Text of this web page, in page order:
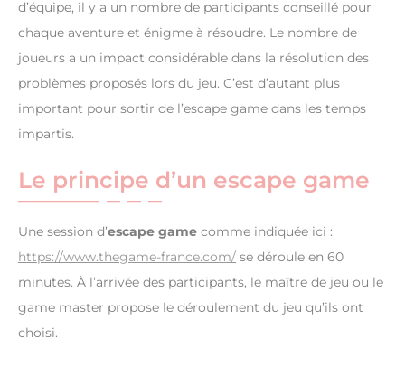
d’équipe, il y a un nombre de participants conseillé pour
chaque aventure et énigme à résoudre. Le nombre de
joueurs a un impact considérable dans la résolution des
problèmes proposés lors du jeu. C’est d’autant plus
important pour sortir de l’escape game dans les temps
impartis.
Le principe d’un escape game
Une session d’escape game comme indiquée ici :
https://www.thegame-france.com/ se déroule en 60
minutes. À l’arrivée des participants, le maître de jeu ou le
game master propose le déroulement du jeu qu’ils ont
choisi.